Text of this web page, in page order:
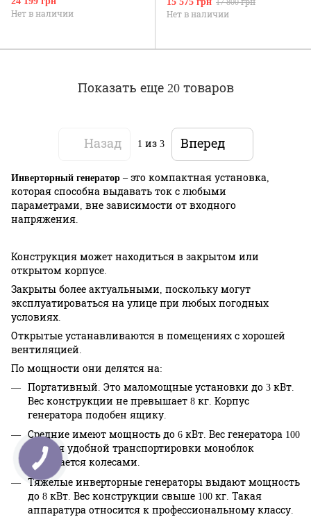
Инверторный генератор – это компактная установка,
которая способна выдавать ток с любыми
параметрами, вне зависимости от входного
напряжения.
Конструкция может находиться в закрытом или
открытом корпусе.
Закрыты более актуальными, поскольку могут
эксплуатироваться на улице при любых погодных
условиях.
Открытые устанавливаются в помещениях с хорошей
вентиляцией.
По мощности они делятся на:
Портативный. Это маломощные установки до 3 кВт.
Вес конструкции не превышает 8 кг. Корпус
генератора подобен ящику.
Средние имеют мощность до 6 кВт. Вес генератора 100
кг. Для удобной транспортировки моноблок
оснащается колесами.
Тяжелые инверторные генераторы выдают мощность
до 8 кВт. Вес конструкции свыше 100 кг. Такая
аппаратура относится к профессиональному классу.
Нет в наличии
17 800 грн
Нет в наличии
Показать еще 20 товаров
Назад 1 из 3 Вперед